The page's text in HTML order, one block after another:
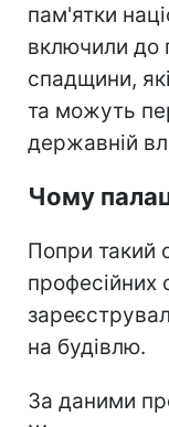
пам'ятки
включили до
спадщини,
та можуть
державній
Чому
Попри такий
професійних
на будівлю.
За даними